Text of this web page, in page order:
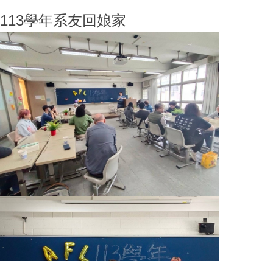
113學年系友回娘家